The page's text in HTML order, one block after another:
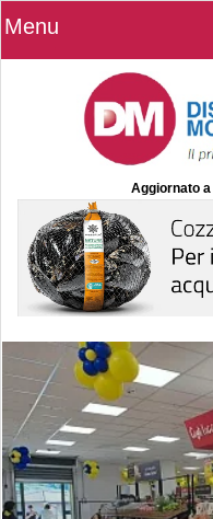
Menu
Aggiornato a